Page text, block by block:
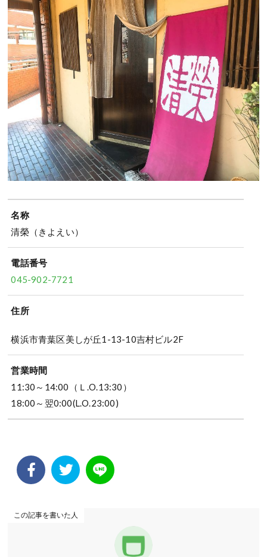
名称
清榮（きよえい）
電話番号
045-902-7721
住所
横浜市青葉区美しが丘1-13-10吉村ビル2F
営業時間
11:30～14:00（Ｌ.O.13:30）
18:00～翌0:00(L.O.23:00)
この記事を書いた人